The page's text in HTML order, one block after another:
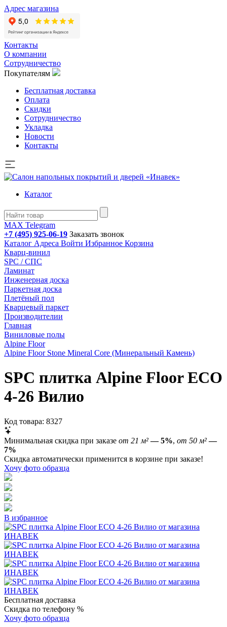
Адрес магазина
Контакты
О компании
Сотрудничество
Покупателям
Бесплатная доставка
Оплата
Скидки
Сотрудничество
Укладка
Новости
Контакты
Каталог
MAX Telegram
+7 (495) 925-06-19 Заказать звонок
Каталог Адреса Войти Избранное Корзина
Кварц-винил
SPC / СПС
Ламинат
Инженерная доска
Паркетная доска
Плетёный пол
Кварцевый паркет
Производителии
Главная
Виниловые полы
Alpine Floor
Alpine Floor Stone Mineral Core (Минеральный Камень)
SPC плитка Alpine Floor ЕСО
4-26 Вилио
Код товара: 8327
Минимальная скидка при заказе от 21 м² — 5%, от 50 м² —
7%
Скидка автоматически применится в корзине при заказе!
Хочу фото образца
В избранное
Бесплатная доставка
Скидка по телефону %
Хочу фото образца